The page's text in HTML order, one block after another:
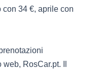
con 34 €, aprile con
RosCar.pt. Il